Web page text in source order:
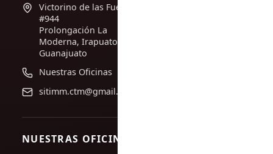
Victorino de las Fuentes
#944
Prolongación La
Moderna, Irapuato,
Guanajuato
Nuestras Oficinas
sitimm.ctm@gmail.com
NUESTRAS OFICINAS